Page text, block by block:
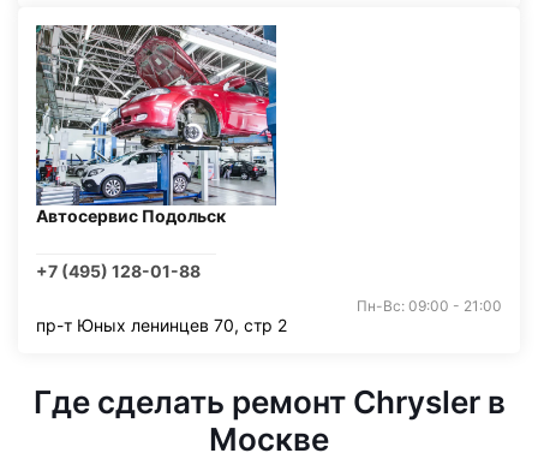
Автосервис Подольск
+7 (495) 128-01-88
Пн-Вс: 09:00 - 21:00
пр-т Юных ленинцев 70, стр 2
Где сделать ремонт Chrysler в
Москве